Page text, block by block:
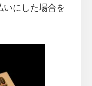
いにした場合を